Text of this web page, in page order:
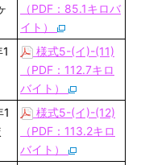
（PDF：85.1キロバ
イト）
様式5-(イ)-(11)
（PDF：112.7キロ
バイト）
様式5-(イ)-(12)
（PDF：113.2キロ
バイト）